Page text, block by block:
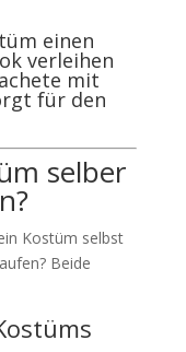
einen
verleihen
mit
für den
selber
Kostüm selbst
Beide